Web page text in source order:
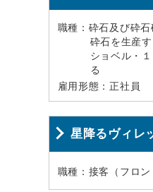
職種：砕石及び砕
砕石を生産
ショベル・
る
雇用形態：正社員
星降るヴィレ
職種：接客（フロン